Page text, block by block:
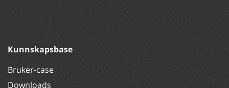
Kunnskapsbase
Bruker-case
Downloads